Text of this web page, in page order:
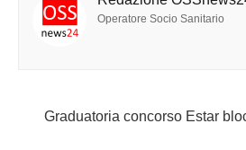
Operatore Socio Sanitario
Graduatoria concorso Estar